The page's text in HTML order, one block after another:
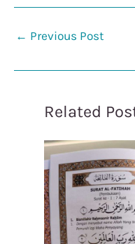
← Previous Post
Related